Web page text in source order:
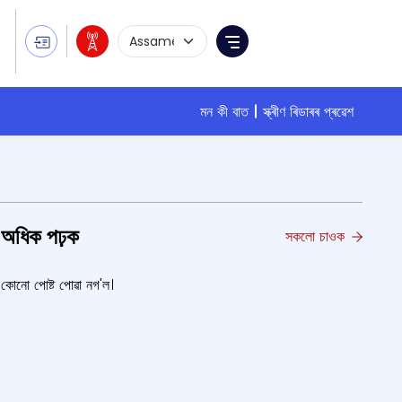
Language Selection
Menu
মন কী বাত স্ক্ৰীণ ৰিডাৰৰ প্ৰৱেশ
অধিক পঢ়ক সকলো চাওক
কোনো পোষ্ট পোৱা নগ'ল।